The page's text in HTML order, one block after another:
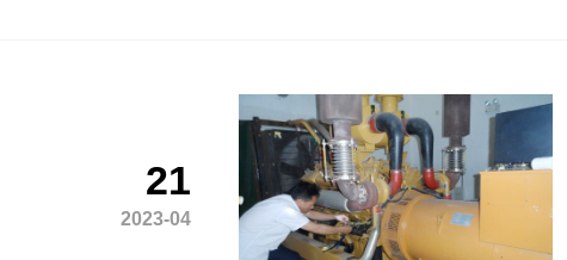
21
2023-04